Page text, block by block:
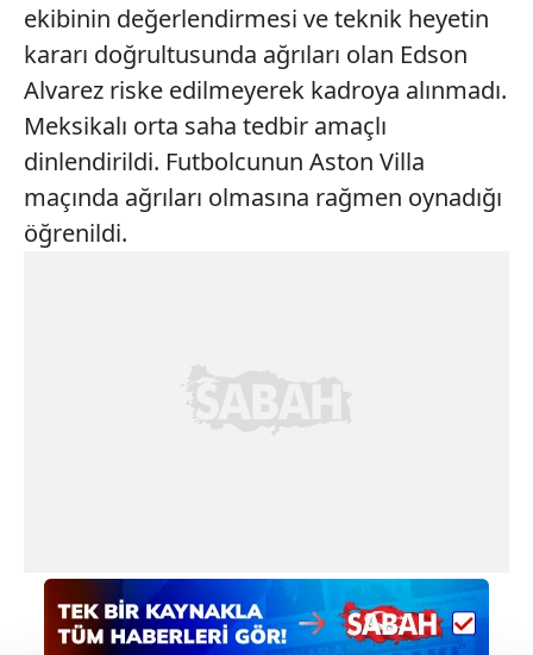
ekibinin değerlendirmesi ve teknik heyetin
kararı doğrultusunda ağrıları olan Edson
Alvarez riske edilmeyerek kadroya alınmadı.
Meksikalı orta saha tedbir amaçlı
dinlendirildi. Futbolcunun Aston Villa
maçında ağrıları olmasına rağmen oynadığı
öğrenildi.